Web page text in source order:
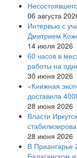
06 августа
Интервью с
Дмитрием
14 июля 2026
60 часов в
работы на
30 июня 2026
«Книжная
доставила
28 июня 2026
Власти
28 июня 2026
В Приангарье